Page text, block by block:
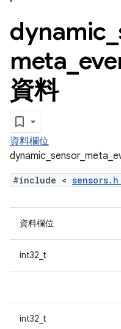
dynamic
meta
資料
資料欄位
#include < sensors.h
資料欄位
int32_t
int32_t